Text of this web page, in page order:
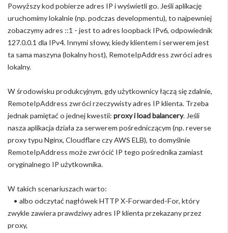
Powyższy kod pobierze adres IP i wyświetli go. Jeśli aplikację
uruchomimy lokalnie (np. podczas developmentu), to najpewniej
zobaczymy adres ::1 - jest to adres loopback IPv6, odpowiednik
127.0.0.1 dla IPv4. Innymi słowy, kiedy klientem i serwerem jest
ta sama maszyna (lokalny host), RemoteIpAddress zwróci adres
lokalny.
W środowisku produkcyjnym, gdy użytkownicy łączą się zdalnie,
RemoteIpAddress zwróci rzeczywisty adres IP klienta. Trzeba
jednak pamiętać o jednej kwestii: proxy i load balancery. Jeśli
nasza aplikacja działa za serwerem pośredniczącym (np. reverse
proxy typu Nginx, Cloudflare czy AWS ELB), to domyślnie
RemoteIpAddress może zwrócić IP tego pośrednika zamiast
oryginalnego IP użytkownika.
W takich scenariuszach warto:
• albo odczytać nagłówek HTTP X-Forwarded-For, który
zwykle zawiera prawdziwy adres IP klienta przekazany przez
proxy,